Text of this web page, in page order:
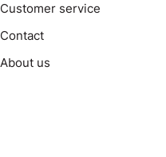
Customer service
Contact
About us